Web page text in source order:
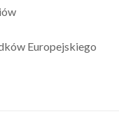
Europejskiego